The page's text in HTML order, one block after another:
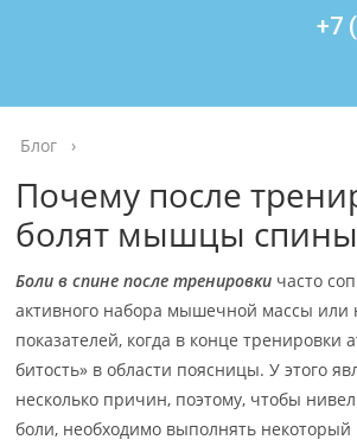
+7
Блог ›
Почему после
болят мышцы спины
Боли в спине после тренировки часто
активного набора мы­шеч­ной мас­сы или
показателей, когда в конце тренировки
би­тость» в области поясницы. У этого
несколько причин, по­это­му, что­бы
боли, необходимо выполнять